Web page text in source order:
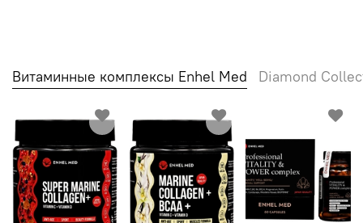
Витаминные комплексы Enhel Med Diamond